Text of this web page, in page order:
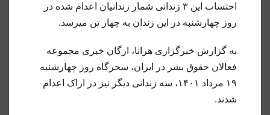
احتساب این ۳ زندانی شمار زندانیان اعدام شده در
روز چهارشنبه در این زندان به چهار تن میرسد.
به گزارش خبرگزاری هرانا، ارگان خبری مجموعه
فعالان حقوق بشر در ایران، سحرگاه روز چهارشنبه
۱۹ مرداد ۱۴۰۱، سه زندانی دیگر نیز در اراک اعدام
شدند.